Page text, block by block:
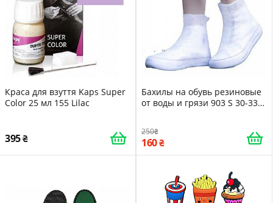
Краса для взуття Kaps Super
Color 25 мл 155 Lilac
395
Бахилы на обувь резиновые
от воды и грязи 903 S 30-33
250
160